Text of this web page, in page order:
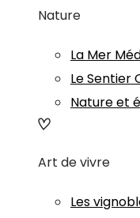
Nature
La Mer
Le Sentier
Nature et
Art de vivre
Les